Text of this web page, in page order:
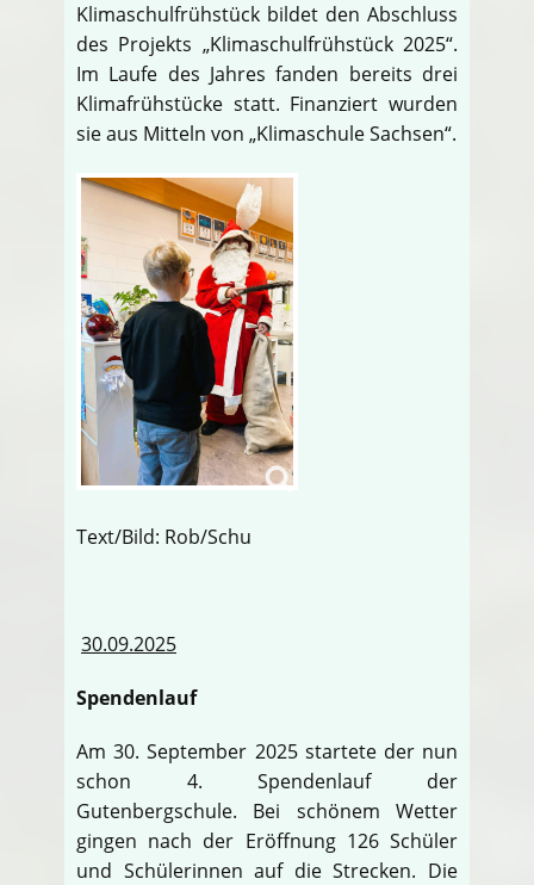
Klimaschulfrühstück bildet den Abschluss
des Projekts „Klimaschulfrühstück 2025“.
Im Laufe des Jahres fanden bereits drei
Klimafrühstücke statt. Finanziert wurden
sie aus Mitteln von „Klimaschule Sachsen“.
Text/Bild: Rob/Schu
30.09.2025
Spendenlauf
Am 30. September 2025 startete der nun
schon 4. Spendenlauf der
Gutenbergschule. Bei schönem Wetter
gingen nach der Eröffnung 126 Schüler
und Schülerinnen auf die Strecken. Die